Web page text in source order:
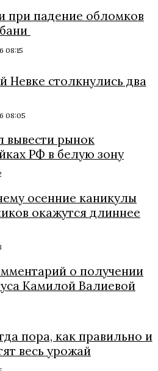
при падение обломков
08:15
Невке столкнулись два
08:05
вывести рынок
РФ в белую зону
осенние каникулы
окажутся длиннее
о получении
Камилой Валиевой
пора, как правильно и
весь урожай